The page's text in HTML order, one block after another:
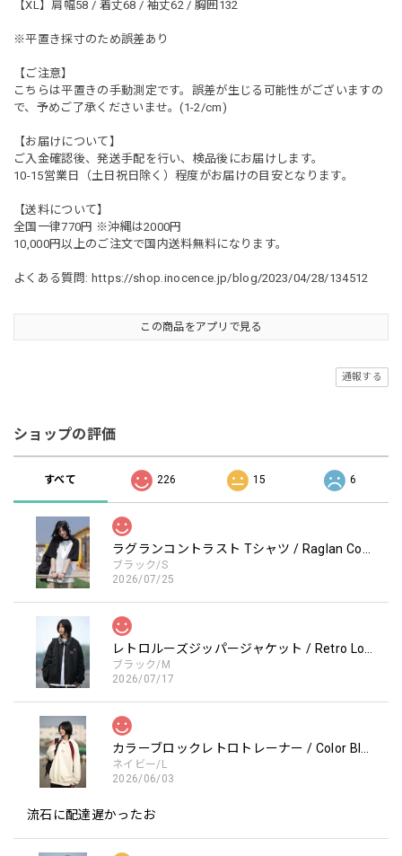
【XL】肩幅58 / 着丈68 / 袖丈62 / 胸囲132
※平置き採寸のため誤差あり
【ご注意】
こちらは平置きの手動測定です。誤差が生じる可能性がございますの
で、予めご了承くださいませ。(1-2/cm)
【お届けについて】
ご入金確認後、発送手配を行い、検品後にお届けします。
10-15営業日（土日祝日除く）程度がお届けの目安となります。
【送料について】
全国一律770円 ※沖縄は2000円
10,000円以上のご注文で国内送料無料になります。
よくある質問: https://shop.inocence.jp/blog/2023/04/28/134512
この商品をアプリで見る
通報する
ショップの評価
すべて 226 15 6
ラグランコントラスト Tシャツ / Raglan Contrast T-Shirt
ブラック/S
2026/07/25
レトロルーズジッパージャケット / Retro Loose Zipper Jacket
ブラック/M
2026/07/17
カラーブロックレトロトレーナー / Color Block retro Sweatshirt
ネイビー/L
2026/06/03
流石に配達遅かったお